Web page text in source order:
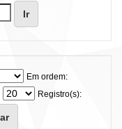
Em ordem:
Registro(s):